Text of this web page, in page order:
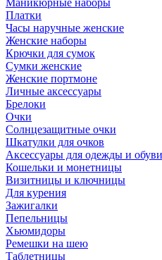
Маникюрные наборы
Платки
Часы наручные женские
Женские наборы
Крючки для сумок
Сумки женские
Женские портмоне
Личные аксессуары
Брелоки
Очки
Солнцезащитные очки
Шкатулки для очков
Аксессуары для одежды и обуви
Кошельки и монетницы
Визитницы и ключницы
Для курения
Зажигалки
Пепельницы
Хьюмидоры
Ремешки на шею
Таблетницы